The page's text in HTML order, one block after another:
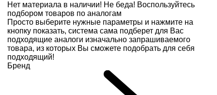
Нет материала в наличии! Не беда! Воспользуйтесь
подбором товаров по аналогам
Просто выберите нужные параметры и нажмите на
кнопку показать, система сама подберет для Вас
подходящие аналоги изначально запрашиваемого
товара, из которых Вы сможете подобрать для себя
подходящий!
Бренд